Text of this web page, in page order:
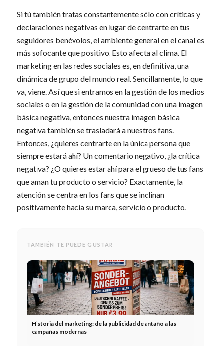
Si tú también tratas constantemente sólo con críticas y
declaraciones negativas en lugar de centrarte en tus
seguidores benévolos, el ambiente general en el canal es
más sofocante que positivo. Esto afecta al clima. El
marketing en las redes sociales es, en definitiva, una
dinámica de grupo del mundo real. Sencillamente, lo que
va, viene. Así que si entramos en la gestión de los medios
sociales o en la gestión de la comunidad con una imagen
básica negativa, entonces nuestra imagen básica
negativa también se trasladará a nuestros fans.
Entonces, ¿quieres centrarte en la única persona que
siempre estará ahí? Un comentario negativo, ¿la crítica
negativa? ¿O quieres estar ahí para el grueso de tus fans
que aman tu producto o servicio? Exactamente, la
atención se centra en los fans que se inclinan
positivamente hacia su marca, servicio o producto.
TAMBIÉN TE PUEDE GUSTAR
Historia del marketing: de la publicidad de antaño a las
campañas modernas